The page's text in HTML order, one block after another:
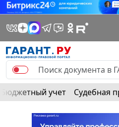
Бюджетный учет Судебная